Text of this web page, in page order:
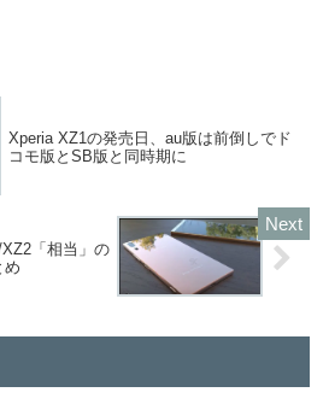
Xperia XZ1の発売日、au版は前倒しでド
コモ版とSB版と同時期に
「相当」の
め